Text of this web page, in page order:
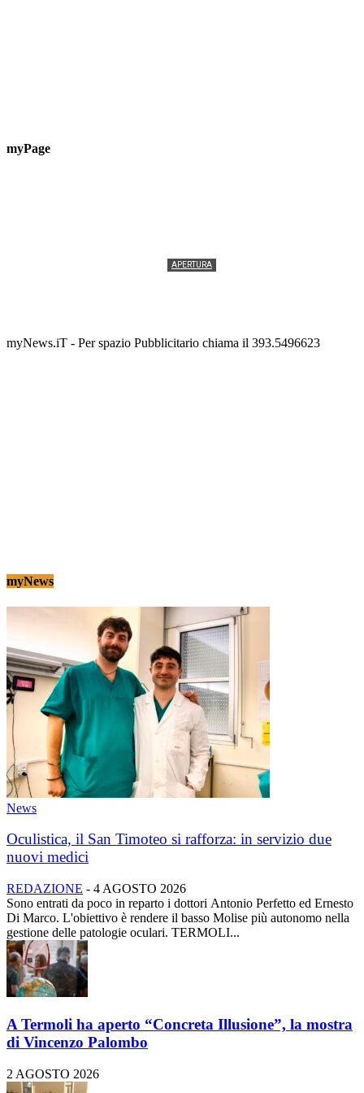
myPage
APERTURA
myNews.iT - Per spazio Pubblicitario chiama il 393.5496623
myNews
News
Oculistica, il San Timoteo si rafforza: in servizio due
nuovi medici
REDAZIONE - 4 AGOSTO 2026
Sono entrati da poco in reparto i dottori Antonio Perfetto ed Ernesto
Di Marco. L'obiettivo è rendere il basso Molise più autonomo nella
gestione delle patologie oculari. TERMOLI...
A Termoli ha aperto “Concreta Illusione”, la mostra
di Vincenzo Palombo
2 AGOSTO 2026